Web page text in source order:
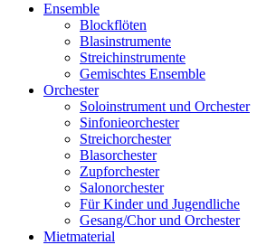
Ensemble
Blockflöten
Blasinstrumente
Streichinstrumente
Gemischtes Ensemble
Orchester
Soloinstrument und Orchester
Sinfonieorchester
Streichorchester
Blasorchester
Zupforchester
Salonorchester
Für Kinder und Jugendliche
Gesang/Chor und Orchester
Mietmaterial